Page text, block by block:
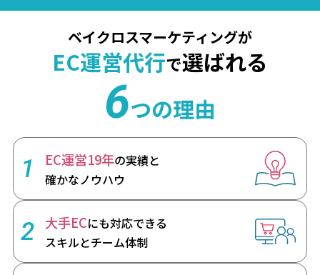
ベイクロスマーケティングが
EC運営代行で選ばれる
6つの理由
1 EC運営19年の実績と
確かなノウハウ
2 大手ECにも対応できる
スキルとチーム体制